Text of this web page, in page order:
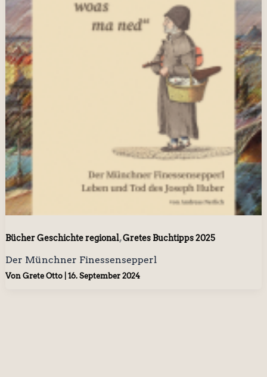
Bücher Geschichte regional,Gretes Buchtipps 2025
Der Münchner Finessensepperl
Von Grete Otto 16. September 2024